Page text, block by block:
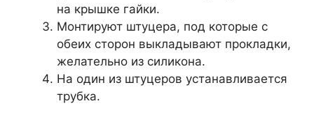
на крышке гайки.
Монтируют штуцера, под которые с
обеих сторон выкладывают прокладки,
желательно из силикона.
На один из штуцеров устанавливается
трубка.